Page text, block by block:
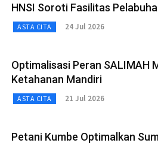
HNSI Soroti Fasilitas
ASTA CITA 24 Jul 2026
Optimalisasi Peran SALIMAH
Ketahanan Mandiri
ASTA CITA 21 Jul 2026
Petani Kumbe Optimalkan